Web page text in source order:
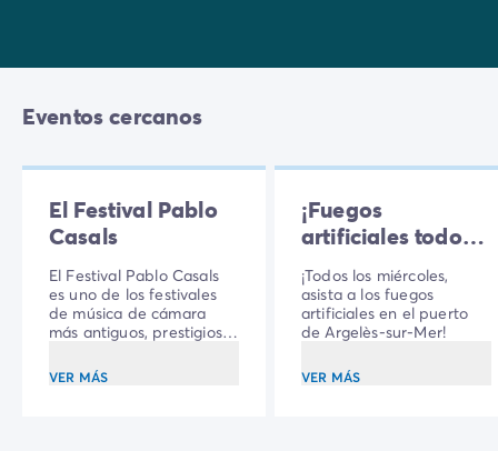
Eventos cercanos
El Festival Pablo
Casals
El Festival Pablo Casals
es uno de los festivales
de música de cámara
más antiguos, prestigiosos
VER MÁS
¡Fuegos
artificiales todos
los miércoles!
¡Todos los miércoles,
asista a los fuegos
artificiales en el puerto
de Argelès-sur-Mer!
VER MÁS